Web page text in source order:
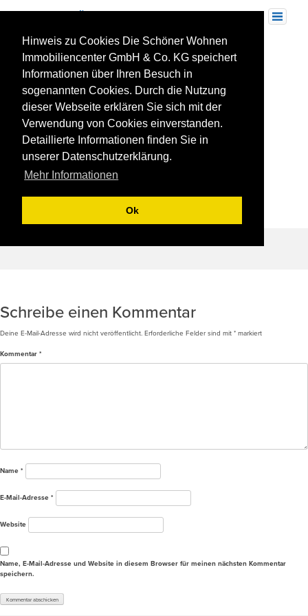
Hinweis zu Cookies Die Schöner Wohnen
Immobiliencenter GmbH & Co. KG speichert
Informationen über Ihren Besuch in
sogenannten Cookies. Durch die Nutzung
dieser Webseite erklären Sie sich mit der
Verwendung von Cookies einverstanden.
Detaillierte Informationen finden Sie in
unserer Datenschutzerklärung.
Mehr Informationen
Ok
Toggle
navigation
3fragen1
Schreibe einen Kommentar
Deine E-Mail-Adresse wird nicht veröffentlicht. Erforderliche Felder sind mit * markiert
Kommentar *
Name *
E-Mail-Adresse *
Website
Name, E-Mail-Adresse und Website in diesem Browser für meinen nächsten Kommentar
speichern.